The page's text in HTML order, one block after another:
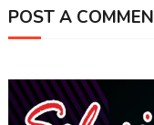
POST A